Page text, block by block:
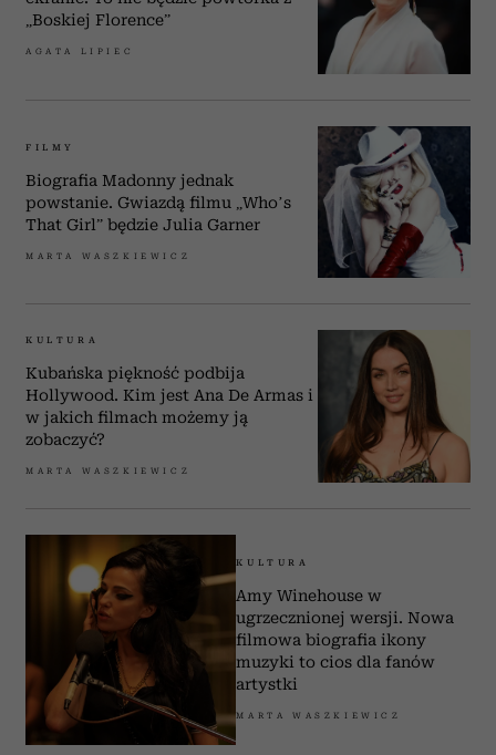
„Boskiej Florence”
AGATA LIPIEC
FILMY
Biografia Madonny jednak
powstanie. Gwiazdą filmu „Who’s
That Girl” będzie Julia Garner
MARTA WASZKIEWICZ
KULTURA
Kubańska piękność podbija
Hollywood. Kim jest Ana De Armas i
w jakich filmach możemy ją
zobaczyć?
MARTA WASZKIEWICZ
KULTURA
Amy Winehouse w
ugrzecznionej wersji. Nowa
filmowa biografia ikony
muzyki to cios dla fanów
artystki
MARTA WASZKIEWICZ